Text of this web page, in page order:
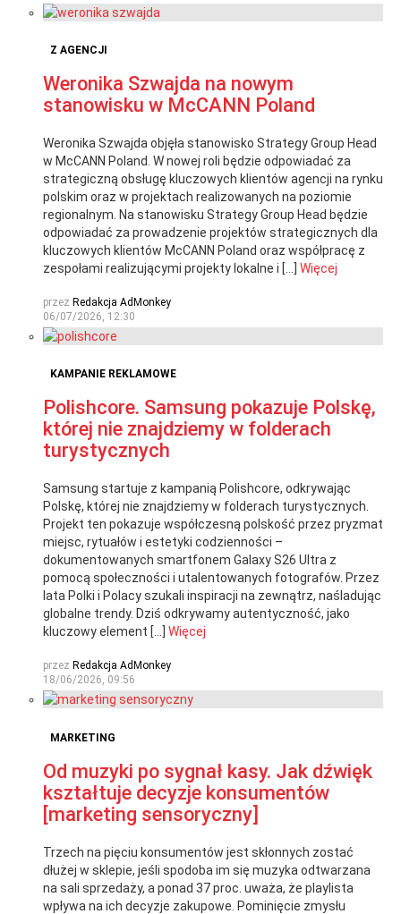
Z AGENCJI
Weronika Szwajda na nowym
stanowisku w McCANN Poland
Weronika Szwajda objęła stanowisko Strategy Group Head
w McCANN Poland. W nowej roli będzie odpowiadać za
strategiczną obsługę kluczowych klientów agencji na rynku
polskim oraz w projektach realizowanych na poziomie
regionalnym. Na stanowisku Strategy Group Head będzie
odpowiadać za prowadzenie projektów strategicznych dla
kluczowych klientów McCANN Poland oraz współpracę z
zespołami realizującymi projekty lokalne i […] Więcej
przez Redakcja AdMonkey
06/07/2026, 12:30
KAMPANIE REKLAMOWE
Polishcore. Samsung pokazuje Polskę,
której nie znajdziemy w folderach
turystycznych
Samsung startuje z kampanią Polishcore, odkrywając
Polskę, której nie znajdziemy w folderach turystycznych.
Projekt ten pokazuje współczesną polskość przez pryzmat
miejsc, rytuałów i estetyki codzienności –
dokumentowanych smartfonem Galaxy S26 Ultra z
pomocą społeczności i utalentowanych fotografów. Przez
lata Polki i Polacy szukali inspiracji na zewnątrz, naśladując
globalne trendy. Dziś odkrywamy autentyczność, jako
kluczowy element […] Więcej
przez Redakcja AdMonkey
18/06/2026, 09:56
MARKETING
Od muzyki po sygnał kasy. Jak dźwięk
kształtuje decyzje konsumentów
[marketing sensoryczny]
Trzech na pięciu konsumentów jest skłonnych zostać
dłużej w sklepie, jeśli spodoba im się muzyka odtwarzana
na sali sprzedaży, a ponad 37 proc. uważa, że playlista
wpływa na ich decyzje zakupowe. Pominięcie zmysłu